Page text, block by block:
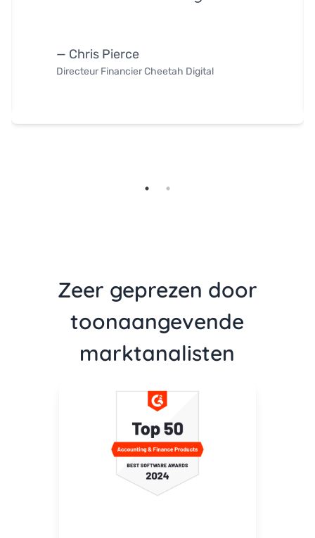
— Chris Pierce
Directeur Financier Cheetah Digital
Zeer geprezen door
toonaangevende
marktanalisten